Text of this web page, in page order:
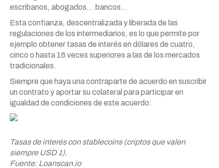
escribanos, abogados… bancos…
Esta confianza, descentralizada y liberada de las
regulaciones de los intermediarios, es lo que permite por
ejemplo obtener tasas de interés en dólares de cuatro,
cinco o hasta 16 veces superiores a las de los mercados
tradicionales.
Siempre que haya una contraparte de acuerdo en suscribir
un contrato y aportar su colateral para participar en
igualdad de condiciones de este acuerdo:
Tasas de interés con stablecoins (criptos que valen
siempre USD 1).
Fuente: Loanscan.io